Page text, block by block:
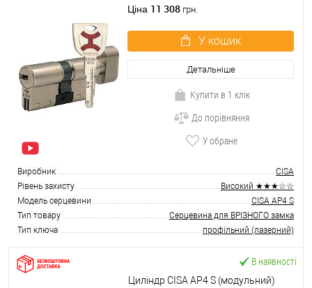
ключі
Ціна 11 308 грн.
У кошик
Детальніше
Купити в 1 клік
До порівняння
У обране
Виробник
CISA
Рівень захисту
Високий ★★★☆☆
Модель серцевини
CISA AP4 S
Тип товару
Серцевина для ВРІЗНОГО замка
Тип ключа
профільний (лазерний)
В наявності
Циліндр CISA AP4 S (модульний)